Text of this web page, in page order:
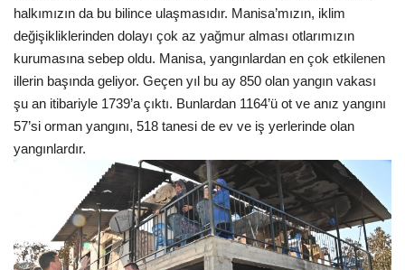
halkımızın da bu bilince ulaşmasıdır. Manisa’mızın, iklim
değişikliklerinden dolayı çok az yağmur alması otlarımızın
kurumasına sebep oldu. Manisa, yangınlardan en çok etkilenen
illerin başında geliyor. Geçen yıl bu ay 850 olan yangın vakası
şu an itibariyle 1739’a çıktı. Bunlardan 1164’ü ot ve anız yangını
57’si orman yangını, 518 tanesi de ev ve iş yerlerinde olan
yangınlardır.